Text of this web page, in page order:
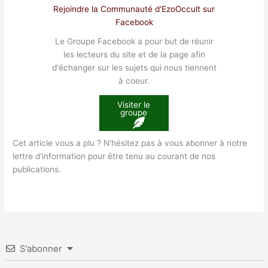
Rejoindre la Communauté d'EzoOccult sur
Facebook
Le Groupe Facebook a pour but de réunir
les lecteurs du site et de la page afin
d'échanger sur les sujets qui nous tiennent
à coeur.
Visiter le
groupe
Cet article vous a plu ? N'hésitez pas à vous abonner à notre
lettre d'information pour être tenu au courant de nos
publications.
S’abonner